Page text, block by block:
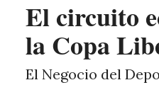
El circuito
la Copa
El Negocio del